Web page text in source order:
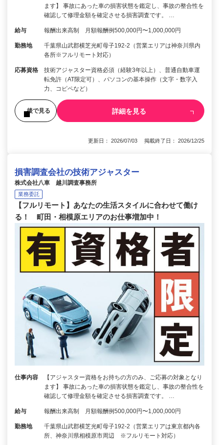
ます】 事故にあった車の損害状態を鑑定し、事故の整合性を
確認して修理金額を確定させる損害調査です。 …
給与 報酬出来高制 月額報酬例500,000円〜1,000,000円
勤務地
千葉県山武郡横芝光町母子192-2（営業エリアは神奈川県内
各所※フルリモート対応）
応募資格
技術アジャスター資格必須（経験3年以上）、普通自動車運
転免許（AT限定可）、パソコンの基本操作（文字・数字入
力、コピペなど）
後で見る 詳細を見る
更新日： 2026/07/03 掲載終了日： 2026/12/25
損害調査会社の技術アジャスター
株式会社八車 越川調査事務所
業務委託
【フルリモート】あなたの生活スタイルに合わせて働け
る！ 町田・相模原エリアのお仕事増加中！
仕事内容
【アジャスター資格をお持ちの方のみ、ご応募の対象となり
ます】 事故にあった車の損害状態を鑑定し、事故の整合性を
確認して修理金額を確定させる損害調査です。 …
給与 報酬出来高制 月額報酬例500,000円〜1,000,000円
勤務地
千葉県山武郡横芝光町母子192-2（営業エリアは東京都内各
所、神奈川県相模原市周辺 ※フルリモート対応）